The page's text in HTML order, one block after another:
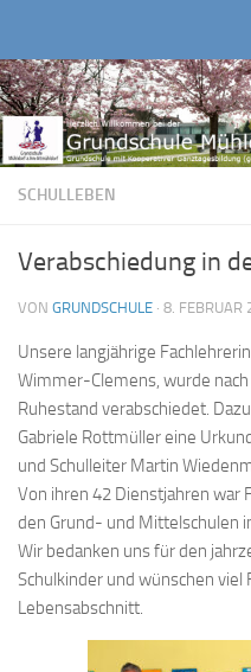
SCHULLEBEN
Verabschiedung in
VON GRUNDSCHULE · 8. FEBRUAR
Unsere langjährige
Wimmer-Clemens, wurde
Ruhestand verabschiedet.
Gabriele Rottmüller eine
und Schulleiter Martin
Von ihren 42 Dienstjahren war
den Grund- und Mittelschulen
Wir bedanken uns für den
Schulkinder und wünschen
Lebensabschnitt.